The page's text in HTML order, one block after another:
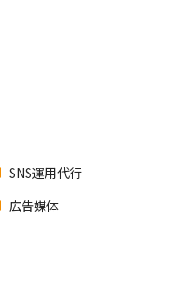
SNS運用代行
広告媒体